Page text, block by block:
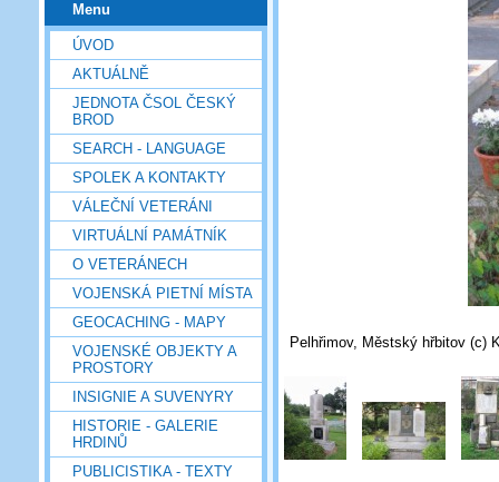
Menu
ÚVOD
AKTUÁLNĚ
JEDNOTA ČSOL ČESKÝ
BROD
SEARCH - LANGUAGE
SPOLEK A KONTAKTY
VÁLEČNÍ VETERÁNI
VIRTUÁLNÍ PAMÁTNÍK
O VETERÁNECH
VOJENSKÁ PIETNÍ MÍSTA
GEOCACHING - MAPY
VOJENSKÉ OBJEKTY A
PROSTORY
INSIGNIE A SUVENYRY
HISTORIE - GALERIE
HRDINŮ
PUBLICISTIKA - TEXTY
Pelhřimov, Městský hřbitov (c)